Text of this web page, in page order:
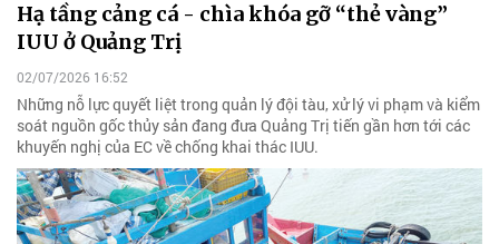
Hạ tầng cảng cá - chìa khóa gỡ “thẻ vàng”
IUU ở Quảng Trị
02/07/2026 16:52
Những nỗ lực quyết liệt trong quản lý đội tàu, xử lý vi phạm và kiểm
soát nguồn gốc thủy sản đang đưa Quảng Trị tiến gần hơn tới các
khuyến nghị của EC về chống khai thác IUU.